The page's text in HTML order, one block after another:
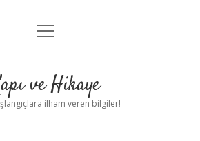
Anasayfa
Yasal Uyarı
menüyü
ve Hikaye
ilham veren bilgiler!